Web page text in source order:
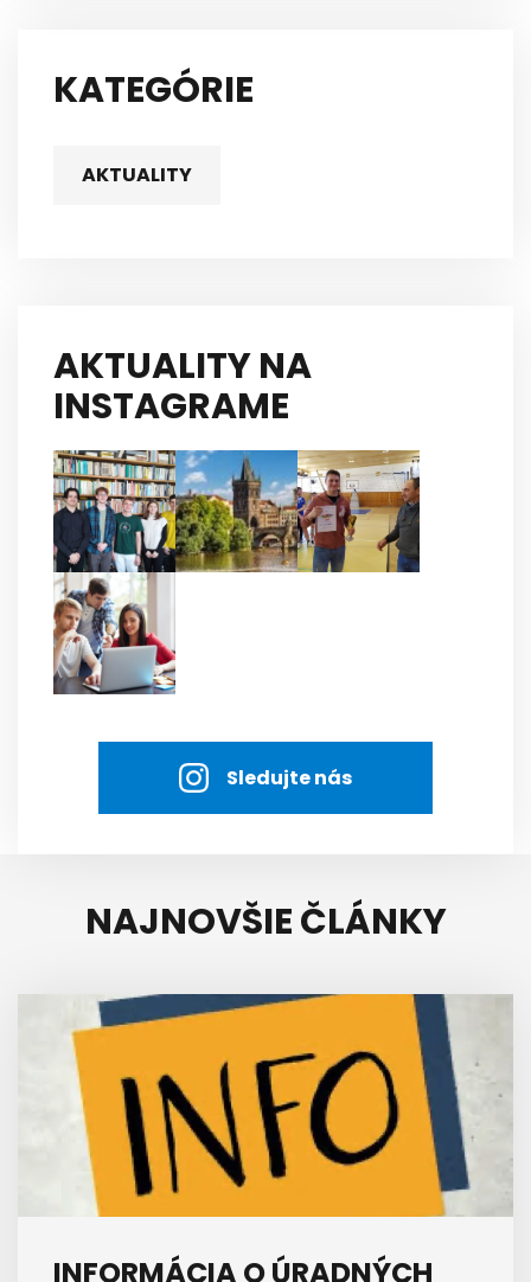
KATEGÓRIE
AKTUALITY
AKTUALITY NA
INSTAGRAME
Sledujte nás
NAJNOVŠIE ČLÁNKY
INFORMÁCIA O ÚRADNÝCH